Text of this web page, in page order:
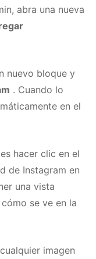
abra una nueva
nuevo bloque y
. Cuando lo
en el
hacer clic en el
de Instagram en
una vista
se ve en la
imagen